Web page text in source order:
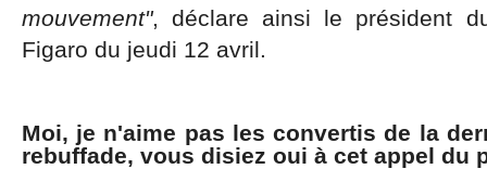
mouvement", déclare ainsi le président
Figaro du jeudi 12 avril.
Moi, je n'aime pas les convertis de la
rebuffade, vous disiez oui à cet appel du